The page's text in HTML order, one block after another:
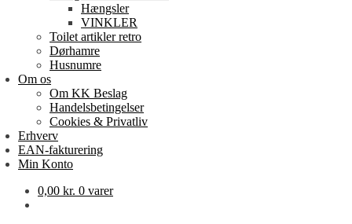
Hængsler
VINKLER
Toilet artikler retro
Dørhamre
Husnumre
Om os
Om KK Beslag
Handelsbetingelser
Cookies & Privatliv
Erhverv
EAN-fakturering
Min Konto
0,00 kr. 0 varer